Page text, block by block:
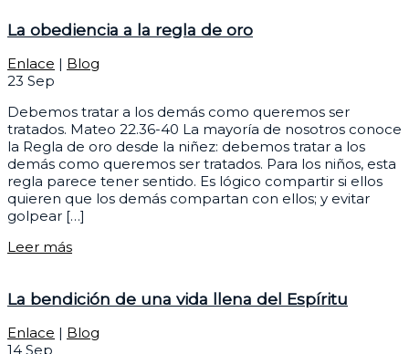
La obediencia a la regla de oro
Enlace | Blog
23 Sep
Debemos tratar a los demás como queremos ser
tratados. Mateo 22.36-40 La mayoría de nosotros conoce
la Regla de oro desde la niñez: debemos tratar a los
demás como queremos ser tratados. Para los niños, esta
regla parece tener sentido. Es lógico compartir si ellos
quieren que los demás compartan con ellos; y evitar
golpear […]
Leer más
La bendición de una vida llena del Espíritu
Enlace | Blog
14 Sep